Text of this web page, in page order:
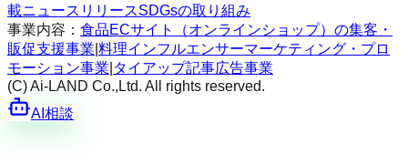
載ニュースリリースSDGsの取り組み
事業内容： 食品ECサイト（オンラインショップ）の集客・
販促支援事業 料理インフルエンサーマーケティング・プロ
モーション事業 タイアップ記事広告事業
(C) Ai-LAND Co.,Ltd. All rights reserved.
AI相談